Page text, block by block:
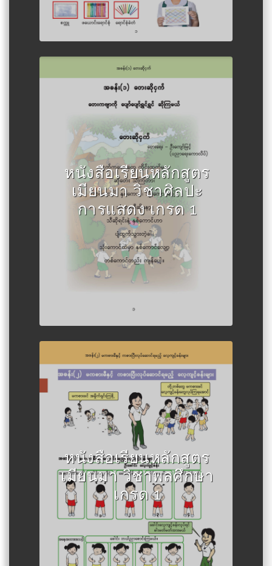
หนังสือเรียนหลักสูตร
เมียนมา วิชาศิลปะ
การแสดง เกรด 1
Author :กระทรวงศึกษาธิการเมีย
นมา
หนังสือเรียนหลักสูตร
เมียนมา วิชาพลศึกษา
เกรด 1
Author :กระทรวงศึกษาธิการเมีย
นมา